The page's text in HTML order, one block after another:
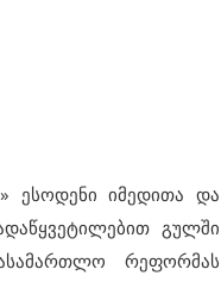
ესოდენი იმედითა და
გულში
რეფორმას